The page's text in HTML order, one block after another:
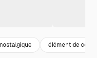
élément de